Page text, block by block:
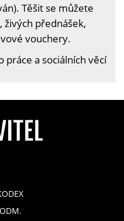
Těšit se můžete
živých přednášek,
vouchery.
a sociálních věcí